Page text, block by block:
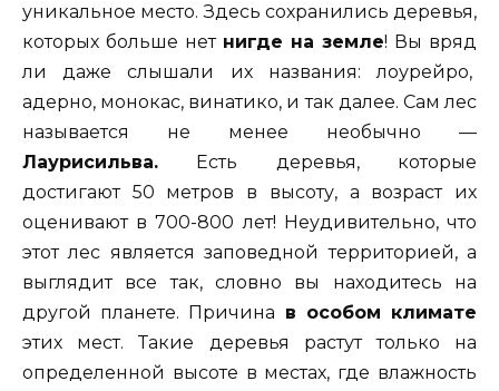
уникальное место. Здесь сохранились деревья,
которых больше нет нигде на земле! Вы вряд
ли даже слышали их названия: лоурейро,
адерно, монокас, винатико, и так далее. Сам лес
называется не менее необычно —
Лаурисильва. Есть деревья, которые
достигают 50 метров в высоту, а возраст их
оценивают в 700-800 лет! Неудивительно, что
этот лес является заповедной территорией, а
выглядит все так, словно вы находитесь на
другой планете. Причина в особом климате
этих мест. Такие деревья растут только на
определенной высоте в местах, где влажность